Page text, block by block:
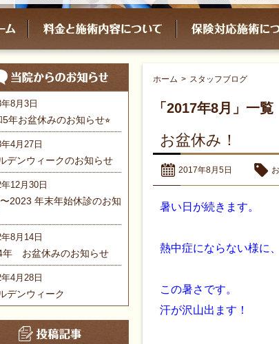
8月3日
5年お盆休みのお知らせ⭐︎
4月27日
デンウィークのお知らせ
12月30日
2023 年末年始休診のお知
8月14日
年 お盆休みのお知らせ
4月28日
デンウィーク
ホーム > スタッフブログ
「2017年8月」一覧
お盆休み！
2017年8月5日
暑い日が続きます。
熱中症にならない様に
この暑さです。
汗が沢山出ます！